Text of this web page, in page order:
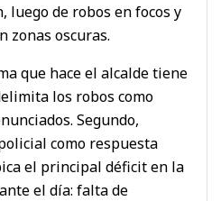
de robos en focos y
zonas oscuras.
que hace el alcalde tiene
los robos como
Segundo,
como respuesta
el principal déficit en la
el día: falta de